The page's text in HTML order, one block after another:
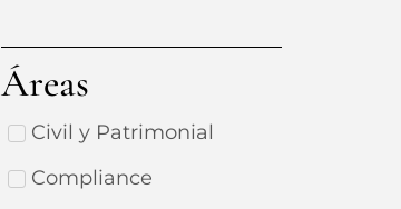
Áreas
Civil y Patrimonial
Compliance